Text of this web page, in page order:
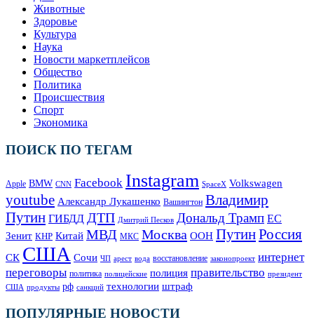
Животные
Здоровье
Культура
Наука
Новости маркетплейсов
Общество
Политика
Происшествия
Спорт
Экономика
ПОИСК ПО ТЕГАМ
Apple BMW CNN Facebook Instagram SpaceX Volkswagen
youtube Александр Лукашенко Вашингтон Владимир
Путин ГИБДД ДТП Дмитрий Песков Дональд Трамп ЕС
Зенит КНР Китай МВД МКС Москва ООН ПутинРоссия
СК США Сочи ЧП арест вода восстановление законопроект интернет
переговоры политика полицейские полиция правительство президент
США продукты рф санкций технологии штраф
ПОПУЛЯРНЫЕ НОВОСТИ